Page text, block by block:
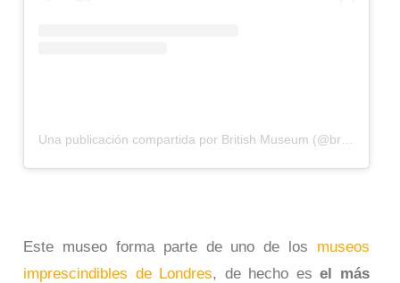
Este museo forma parte de uno de los museos
imprescindibles de Londres, de hecho esel más